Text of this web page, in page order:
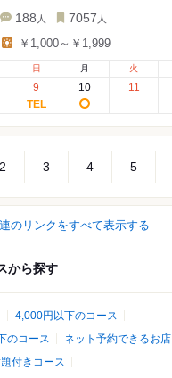
188 人 7057 人
￥1,000～￥1,999
日
9
月
10
火
11
2 3 4 5
のリンクをすべて表示する
から探す
4,000円以下のコース
のコース
ネット予約できるお店
付きコース